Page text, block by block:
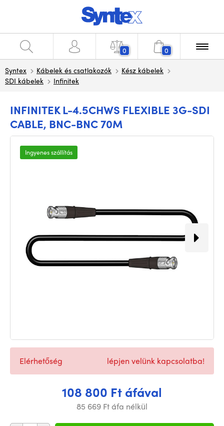
0 0
Syntex Kábelek és csatlakozók
Kész kábelek
SDI kábelek
Infinitek
INFINITEK L-4.5CHWS FLEXIBLE 3G-SDI
CABLE, BNC-BNC 70M
Ingyenes szállítás
108 800 Ft áfával
85 669 Ft áfa nélkül
Elérhetőség lépjen velünk kapcsolatba!